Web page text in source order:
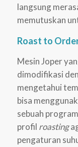
langsung
memutuskan
Roast to
Mesin Joper
dimodifikasi
mengetahui
bisa
sebuah
profil roasting
pengaturan